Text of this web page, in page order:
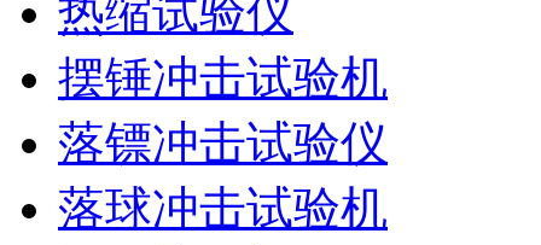
热缩试验仪
摆锤冲击试验机
落镖冲击试验仪
落球冲击试验机